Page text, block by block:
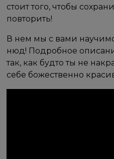
стоит того, чтобы
повторить!
В нем мы с вами
нюд! Подробное
так, как будто ты не
себе божественно